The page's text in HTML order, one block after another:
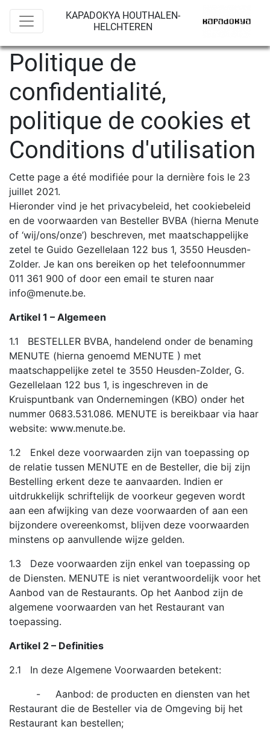
KAPADOKYA HOUTHALEN-
HELCHTEREN
Politique de
confidentialité,
politique de cookies et
Conditions d'utilisation
Cette page a été modifiée pour la dernière fois le 23
juillet 2021.
Hieronder vind je het privacybeleid, het cookiebeleid
en de voorwaarden van Besteller BVBA (hierna Menute
of ‘wij/ons/onze’) beschreven, met maatschappelijke
zetel te Guido Gezellelaan 122 bus 1, 3550 Heusden-
Zolder. Je kan ons bereiken op het telefoonnummer
011 361 900 of door een email te sturen naar
info@menute.be.
Artikel 1 – Algemeen
1.1 BESTELLER BVBA, handelend onder de benaming
MENUTE (hierna genoemd MENUTE ) met
maatschappelijke zetel te 3550 Heusden-Zolder, G.
Gezellelaan 122 bus 1, is ingeschreven in de
Kruispuntbank van Ondernemingen (KBO) onder het
nummer 0683.531.086. MENUTE is bereikbaar via haar
website: www.menute.be.
1.2 Enkel deze voorwaarden zijn van toepassing op
de relatie tussen MENUTE en de Besteller, die bij zijn
Bestelling erkent deze te aanvaarden. Indien er
uitdrukkelijk schriftelijk de voorkeur gegeven wordt
aan een afwijking van deze voorwaarden of aan een
bijzondere overeenkomst, blijven deze voorwaarden
minstens op aanvullende wijze gelden.
1.3 Deze voorwaarden zijn enkel van toepassing op
de Diensten. MENUTE is niet verantwoordelijk voor het
Aanbod van de Restaurants. Op het Aanbod zijn de
algemene voorwaarden van het Restaurant van
toepassing.
Artikel 2 – Definities
2.1 In deze Algemene Voorwaarden betekent:
- Aanbod: de producten en diensten van het
Restaurant die de Besteller via de Omgeving bij het
Restaurant kan bestellen;